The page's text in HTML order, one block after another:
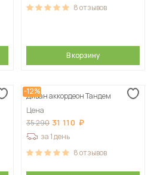
8отзывов
В корзину
-12%
Диван аккордеон Тандем
Цена
35 290 31 110
за 1 день
8отзывов